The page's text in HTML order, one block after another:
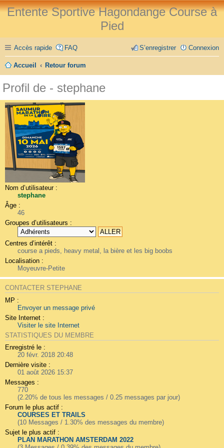
Entente Sportive Hagondange Course à
Pied
Accès rapide FAQ Connexion
S’enregistrer
Accueil Retour forum
Profil de - stephane
Nom d’utilisateur :
stephane
Âge :
46
Groupes d’utilisateurs :
Centres d’intérêt :
course a pieds, heavy metal, la bière et les big boobs
Localisation :
Moyeuvre-Petite
CONTACTER STEPHANE
MP :
Envoyer un message privé
Site Internet :
Visiter le site Internet
STATISTIQUES DU MEMBRE
Enregistré le :
20 févr. 2018 20:48
Dernière visite :
01 août 2026 15:37
Messages :
770
(2.20% de tous les messages / 0.25 messages par jour)
Forum le plus actif :
COURSES ET TRAILS
(10 Messages / 1.30% des messages du membre)
Sujet le plus actif :
PLAN MARATHON AMSTERDAM 2022